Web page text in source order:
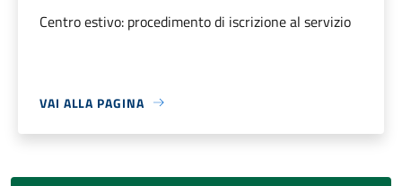
Centro estivo: procedimento di iscrizione al servizio
VAI ALLA PAGINA